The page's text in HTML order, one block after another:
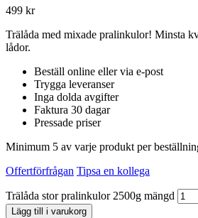
499 kr
Trälåda med mixade pralinkulor! Minsta
lådor.
Beställ online eller via e-post
Trygga leveranser
Inga dolda avgifter
Faktura 30 dagar
Pressade priser
Minimum 5 av varje produkt per
Offertförfrågan Tipsa en kollega
Trälåda stor pralinkulor 2500g mängd
Lägg till i varukorg